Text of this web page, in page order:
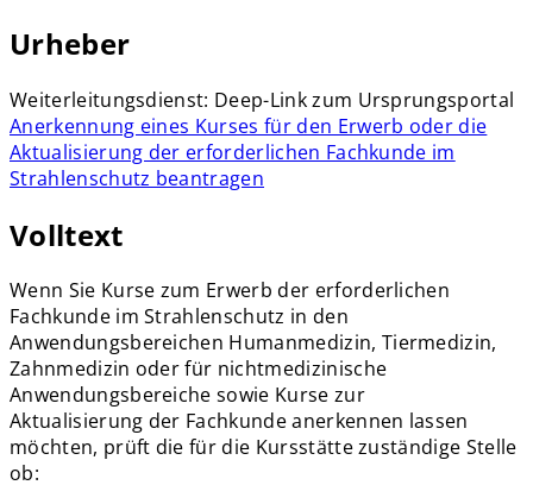
Urheber
Weiterleitungsdienst: Deep-Link zum Ursprungsportal
Anerkennung eines Kurses für den Erwerb oder die
Aktualisierung der erforderlichen Fachkunde im
Strahlenschutz beantragen
Volltext
Wenn Sie Kurse zum Erwerb der erforderlichen
Fachkunde im Strahlenschutz in den
Anwendungsbereichen Humanmedizin, Tiermedizin,
Zahnmedizin oder für nichtmedizinische
Anwendungsbereiche sowie Kurse zur
Aktualisierung der Fachkunde anerkennen lassen
möchten, prüft die für die Kursstätte zuständige Stelle
ob: